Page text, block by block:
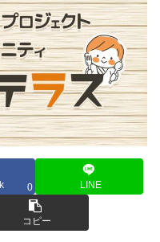
0 LINE
コピー